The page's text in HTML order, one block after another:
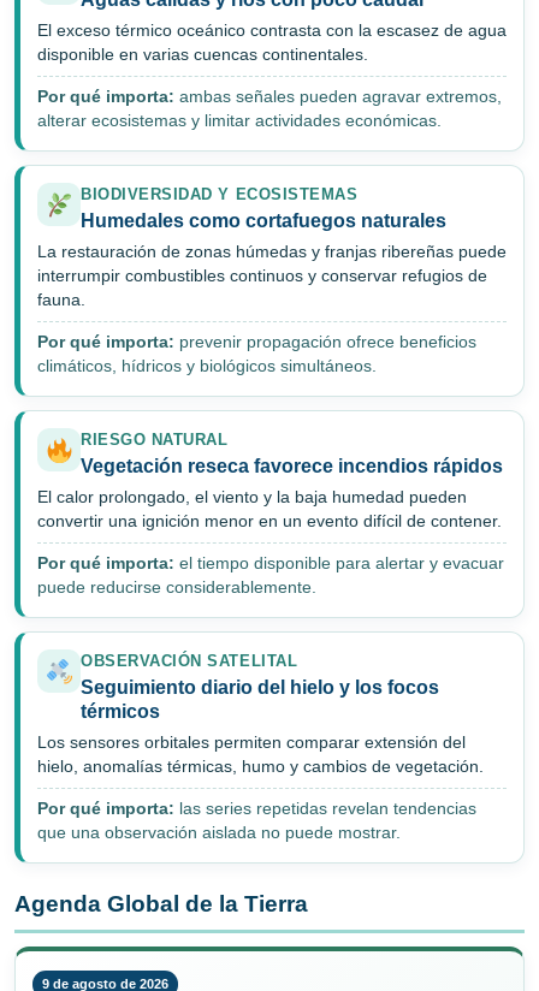
El exceso térmico oceánico contrasta con la escasez de agua
disponible en varias cuencas continentales.
Por qué importa: ambas señales pueden agravar extremos,
alterar ecosistemas y limitar actividades económicas.
BIODIVERSIDAD Y ECOSISTEMAS
Humedales como cortafuegos naturales
La restauración de zonas húmedas y franjas ribereñas puede
interrumpir combustibles continuos y conservar refugios de
fauna.
Por qué importa: prevenir propagación ofrece beneficios
climáticos, hídricos y biológicos simultáneos.
RIESGO NATURAL
Vegetación reseca favorece incendios rápidos
El calor prolongado, el viento y la baja humedad pueden
convertir una ignición menor en un evento difícil de contener.
Por qué importa: el tiempo disponible para alertar y evacuar
puede reducirse considerablemente.
OBSERVACIÓN SATELITAL
Seguimiento diario del hielo y los focos
térmicos
Los sensores orbitales permiten comparar extensión del
hielo, anomalías térmicas, humo y cambios de vegetación.
Por qué importa: las series repetidas revelan tendencias
que una observación aislada no puede mostrar.
Agenda Global de la Tierra
9 de agosto de 2026